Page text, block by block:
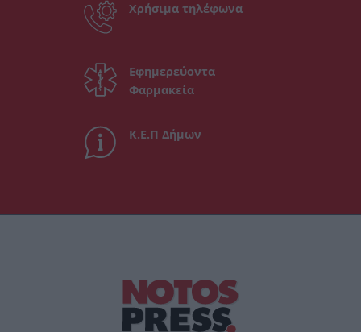
Χρήσιμα τηλέφωνα
Εφημερεύοντα
Φαρμακεία
Κ.Ε.Π Δήμων